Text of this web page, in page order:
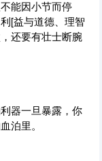
能因小节而停
[益与道德、理智
还要有壮士断腕
器一旦暴露，你
泊里。